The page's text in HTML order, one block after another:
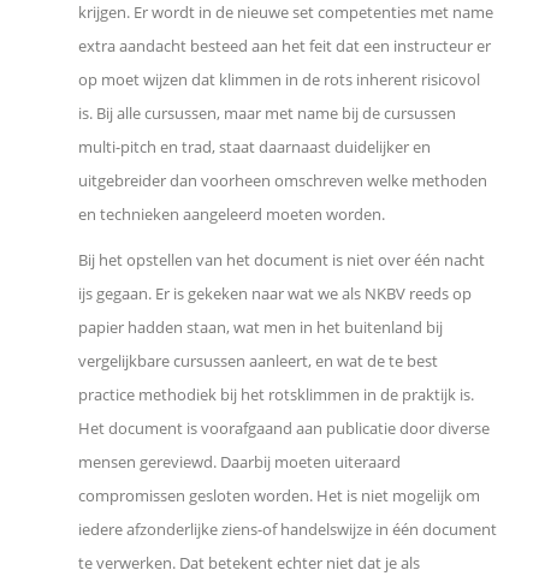
k
e
l
n
o
p
krijgen. Er wordt in de nieuwe set competenties met name
extra aandacht besteed aan het feit dat een instructeur er
op moet wijzen dat klimmen in de rots inherent risicovol
is. Bij alle cursussen, maar met name bij de cursussen
multi-pitch en trad, staat daarnaast duidelijker en
uitgebreider dan voorheen omschreven welke methoden
en technieken aangeleerd moeten worden.
Bij het opstellen van het document is niet over één nacht
ijs gegaan. Er is gekeken naar wat we als NKBV reeds op
papier hadden staan, wat men in het buitenland bij
vergelijkbare cursussen aanleert, en wat de te best
practice methodiek bij het rotsklimmen in de praktijk is.
Het document is voorafgaand aan publicatie door diverse
mensen gereviewd. Daarbij moeten uiteraard
compromissen gesloten worden. Het is niet mogelijk om
iedere afzonderlijke ziens-of handelswijze in één document
te verwerken. Dat betekent echter niet dat je als